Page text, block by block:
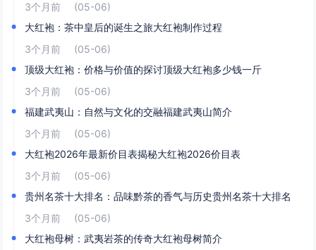
3个月前
(05-06)
大红袍：茶中皇后的诞生之旅大红袍制作过程
3个月前
(05-06)
顶级大红袍：价格与价值的探讨顶级大红袍多少钱一斤
3个月前
(05-06)
福建武夷山：自然与文化的交融福建武夷山简介
3个月前
(05-06)
大红袍2026年最新价目表揭秘大红袍2026价目表
3个月前
(05-06)
贵州名茶十大排名：品味黔茶的香气与历史贵州名茶十大排名
3个月前
(05-06)
大红袍母树：武夷岩茶的传奇大红袍母树简介